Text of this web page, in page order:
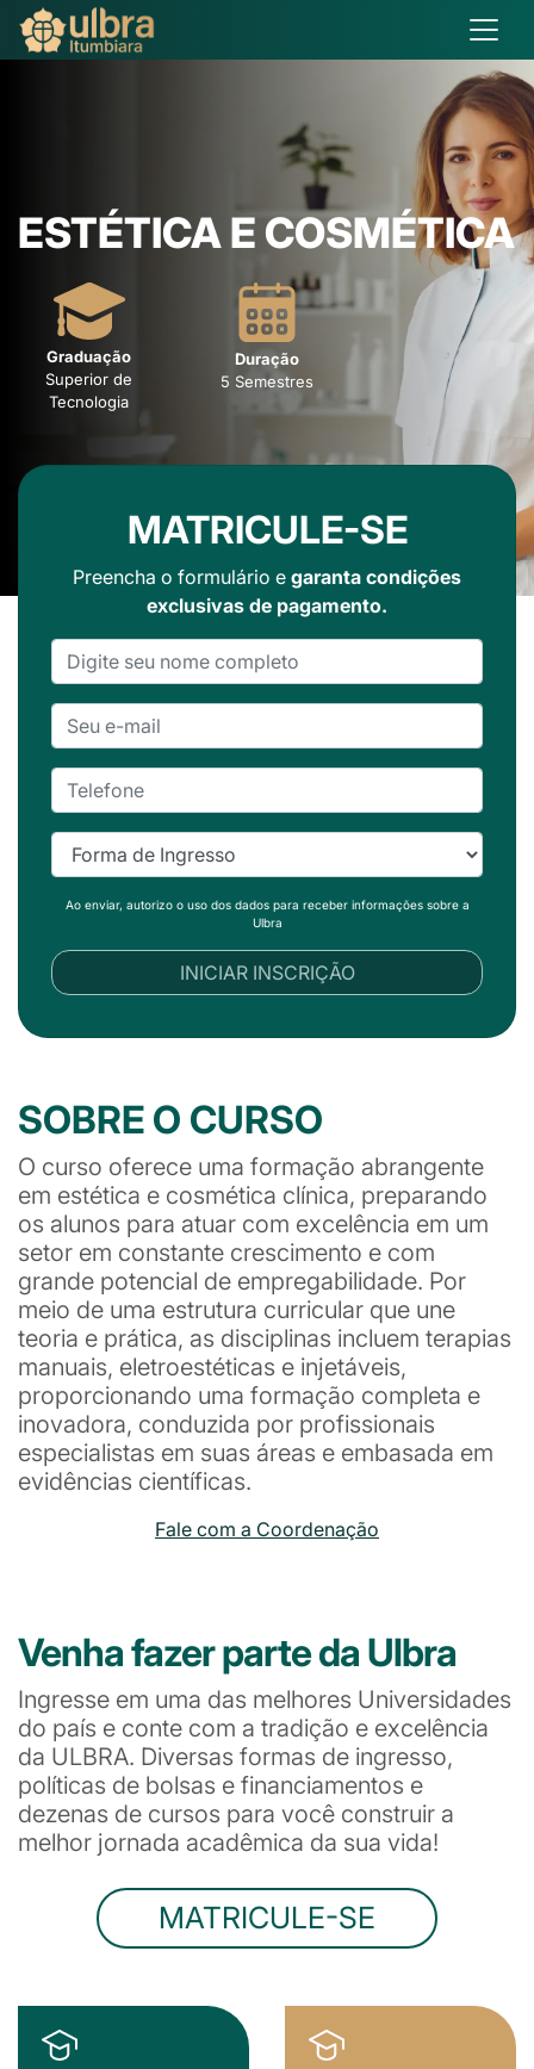
ESTÉTICA E COSMÉTICA
Graduação
Superior de
Tecnologia
Duração
5 Semestres
MATRICULE-SE
Preencha o formulário e garanta condições
exclusivas de pagamento.
Ao enviar, autorizo o uso dos dados para receber informações sobre a
Ulbra
INICIAR INSCRIÇÃO
SOBRE O CURSO
O curso oferece uma formação abrangente
em estética e cosmética clínica, preparando
os alunos para atuar com excelência em um
setor em constante crescimento e com
grande potencial de empregabilidade. Por
meio de uma estrutura curricular que une
teoria e prática, as disciplinas incluem terapias
manuais, eletroestéticas e injetáveis,
proporcionando uma formação completa e
inovadora, conduzida por profissionais
especialistas em suas áreas e embasada em
evidências científicas.
Fale com a Coordenação
Venha fazer parte da Ulbra
Ingresse em uma das melhores Universidades
do país e conte com a tradição e excelência
da ULBRA. Diversas formas de ingresso,
políticas de bolsas e financiamentos e
dezenas de cursos para você construir a
melhor jornada acadêmica da sua vida!
MATRICULE-SE